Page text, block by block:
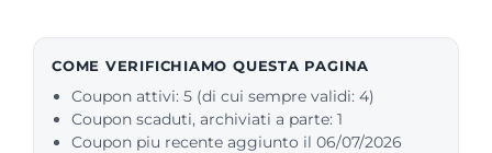
COME VERIFICHIAMO QUESTA PAGINA
Coupon attivi: 5 (di cui sempre validi: 4)
Coupon scaduti, archiviati a parte: 1
Coupon piu recente aggiunto il 06/07/2026